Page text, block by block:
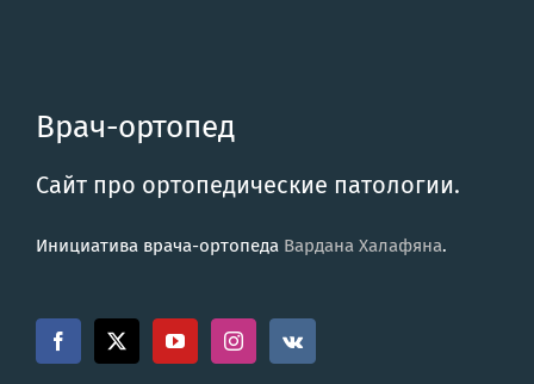
Врач-ортопед
Сайт про ортопедические патологии.
Инициатива врача-ортопеда Вардана Халафяна.